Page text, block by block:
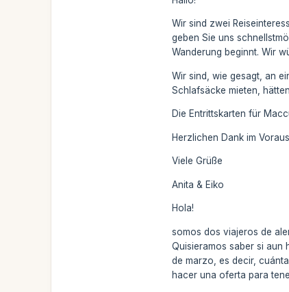
Wir sind zwei
geben Sie uns
Wanderung beginnt. Wir
Wir sind, wie gesagt, an
Schlafsäcke mieten,
Die Entrittskarten für
Herzlichen Dank im
Viele Grüße
Anita & Eiko
Hola!
somos dos viajeros de
Quisieramos saber si aun
de marzo, es decir,
hacer una oferta para